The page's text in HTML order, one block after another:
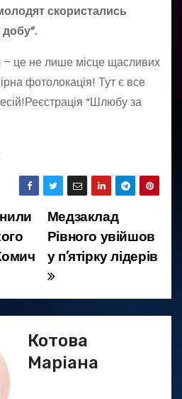
скористались
– це не лише місце щасливих
фотолокація! Тут є все
“Шлюбу за
Медзаклад
Рівного увійшов
у п’ятірку лідерів
Котова
Маріана